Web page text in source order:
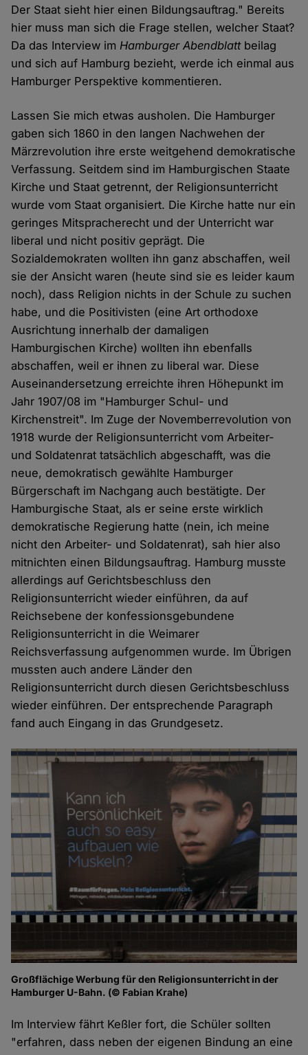
Der Staat sieht hier einen Bildungsauftrag." Bereits
hier muss man sich die Frage stellen, welcher Staat?
Da das Interview imHamburger Abendblattbeilag
und sich auf Hamburg bezieht, werde ich einmal aus
Hamburger Perspektive kommentieren.
Lassen Sie mich etwas ausholen. Die Hamburger
gaben sich 1860 in den langen Nachwehen der
Märzrevolution ihre erste weitgehend demokratische
Verfassung. Seitdem sind im Hamburgischen Staate
Kirche und Staat getrennt, der Religionsunterricht
wurde vom Staat organisiert. Die Kirche hatte nur ein
geringes Mitspracherecht und der Unterricht war
liberal und nicht positiv geprägt. Die
Sozialdemokraten wollten ihn ganz abschaffen, weil
sie der Ansicht waren (heute sind sie es leider kaum
noch), dass Religion nichts in der Schule zu suchen
habe, und die Positivisten (eine Art orthodoxe
Ausrichtung innerhalb der damaligen
Hamburgischen Kirche) wollten ihn ebenfalls
abschaffen, weil er ihnen zu liberal war. Diese
Auseinandersetzung erreichte ihren Höhepunkt im
Jahr 1907/08 im "Hamburger Schul- und
Kirchenstreit". Im Zuge der Novemberrevolution von
1918 wurde der Religionsunterricht vom Arbeiter-
und Soldatenrat tatsächlich abgeschafft, was die
neue, demokratisch gewählte Hamburger
Bürgerschaft im Nachgang auch bestätigte. Der
Hamburgische Staat, als er seine erste wirklich
demokratische Regierung hatte (nein, ich meine
nicht den Arbeiter- und Soldatenrat), sah hier also
mitnichten einen Bildungsauftrag. Hamburg musste
allerdings auf Gerichtsbeschluss den
Religionsunterricht wieder einführen, da auf
Reichsebene der konfessionsgebundene
Religionsunterricht in die Weimarer
Reichsverfassung aufgenommen wurde. Im Übrigen
mussten auch andere Länder den
Religionsunterricht durch diesen Gerichtsbeschluss
wieder einführen. Der entsprechende Paragraph
fand auch Eingang in das Grundgesetz.
Großflächige Werbung für den Religionsunterricht in der
Hamburger U-Bahn. (© Fabian Krahe)
Im Interview fährt Keßler fort, die Schüler sollten
"erfahren, dass neben der eigenen Bindung an eine